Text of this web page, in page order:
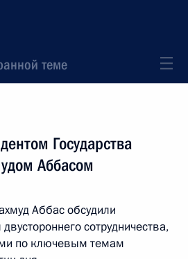
теме
Государства
Аббасом
Аббас обсудили
сотрудничества,
по ключевым темам